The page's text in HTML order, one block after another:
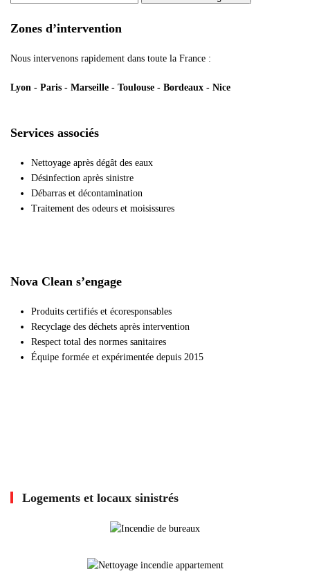
Zones d’intervention
Nous intervenons rapidement dans toute la France :
Lyon - Paris - Marseille - Toulouse - Bordeaux - Nice
Services associés
Nettoyage après dégât des eaux
Désinfection après sinistre
Débarras et décontamination
Traitement des odeurs et moisissures
Nova Clean s’engage
Produits certifiés et écoresponsables
Recyclage des déchets après intervention
Respect total des normes sanitaires
Équipe formée et expérimentée depuis 2015
Logements et locaux sinistrés